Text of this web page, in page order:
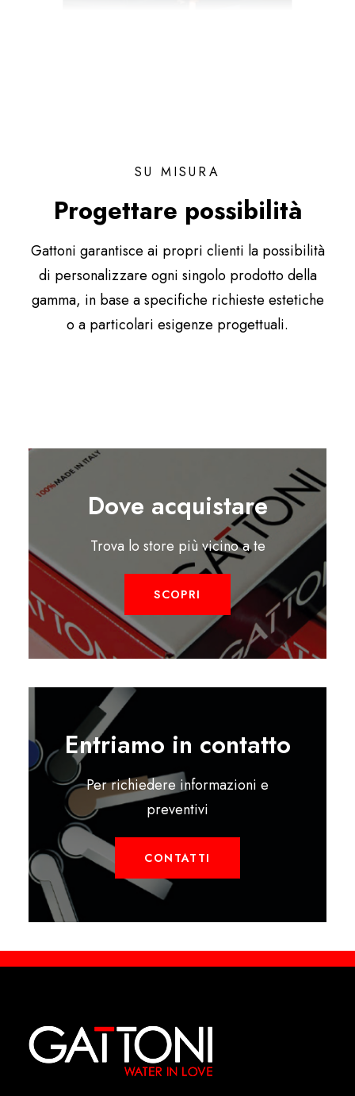
SU MISURA
Progettare possibilità
Gattoni garantisce ai propri clienti la possibilità
di personalizzare ogni singolo prodotto della
gamma, in base a specifiche richieste estetiche
o a particolari esigenze progettuali.
Dove acquistare
Trova lo store più vicino a te
SCOPRI
Entriamo in contatto
Per richiedere informazioni e
preventivi
CONTATTI